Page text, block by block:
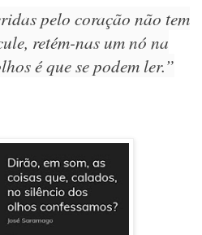
pelo coração não tem
retém-nas um nó na
é que se podem ler.”